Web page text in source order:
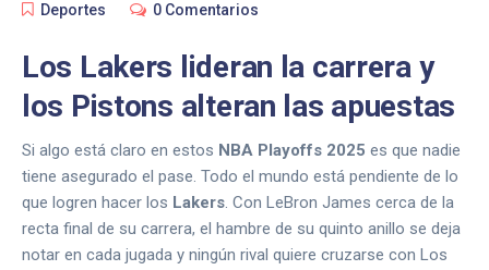
Deportes 0 Comentarios
Los Lakers lideran la carrera y
los Pistons alteran las apuestas
Si algo está claro en estos NBA Playoffs 2025 es que nadie
tiene asegurado el pase. Todo el mundo está pendiente de lo
que logren hacer los Lakers. Con LeBron James cerca de la
recta final de su carrera, el hambre de su quinto anillo se deja
notar en cada jugada y ningún rival quiere cruzarse con Los